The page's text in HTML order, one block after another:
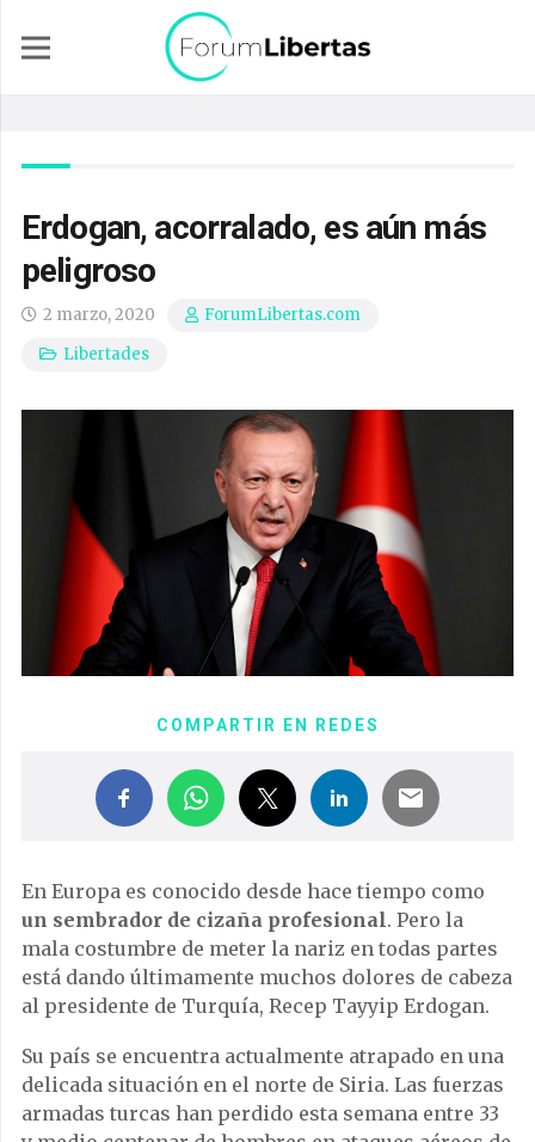
Erdogan, acorralado, es aún más
peligroso
2 marzo, 2020
ForumLibertas.com
Libertades
COMPARTIR EN REDES
En Europa es conocido desde hace tiempo como
un sembrador de cizaña profesional. Pero la
mala costumbre de meter la nariz en todas partes
está dando últimamente muchos dolores de cabeza
al presidente de Turquía, Recep Tayyip Erdogan.
Su país se encuentra actualmente atrapado en una
delicada situación en el norte de Siria. Las fuerzas
armadas turcas han perdido esta semana entre 33